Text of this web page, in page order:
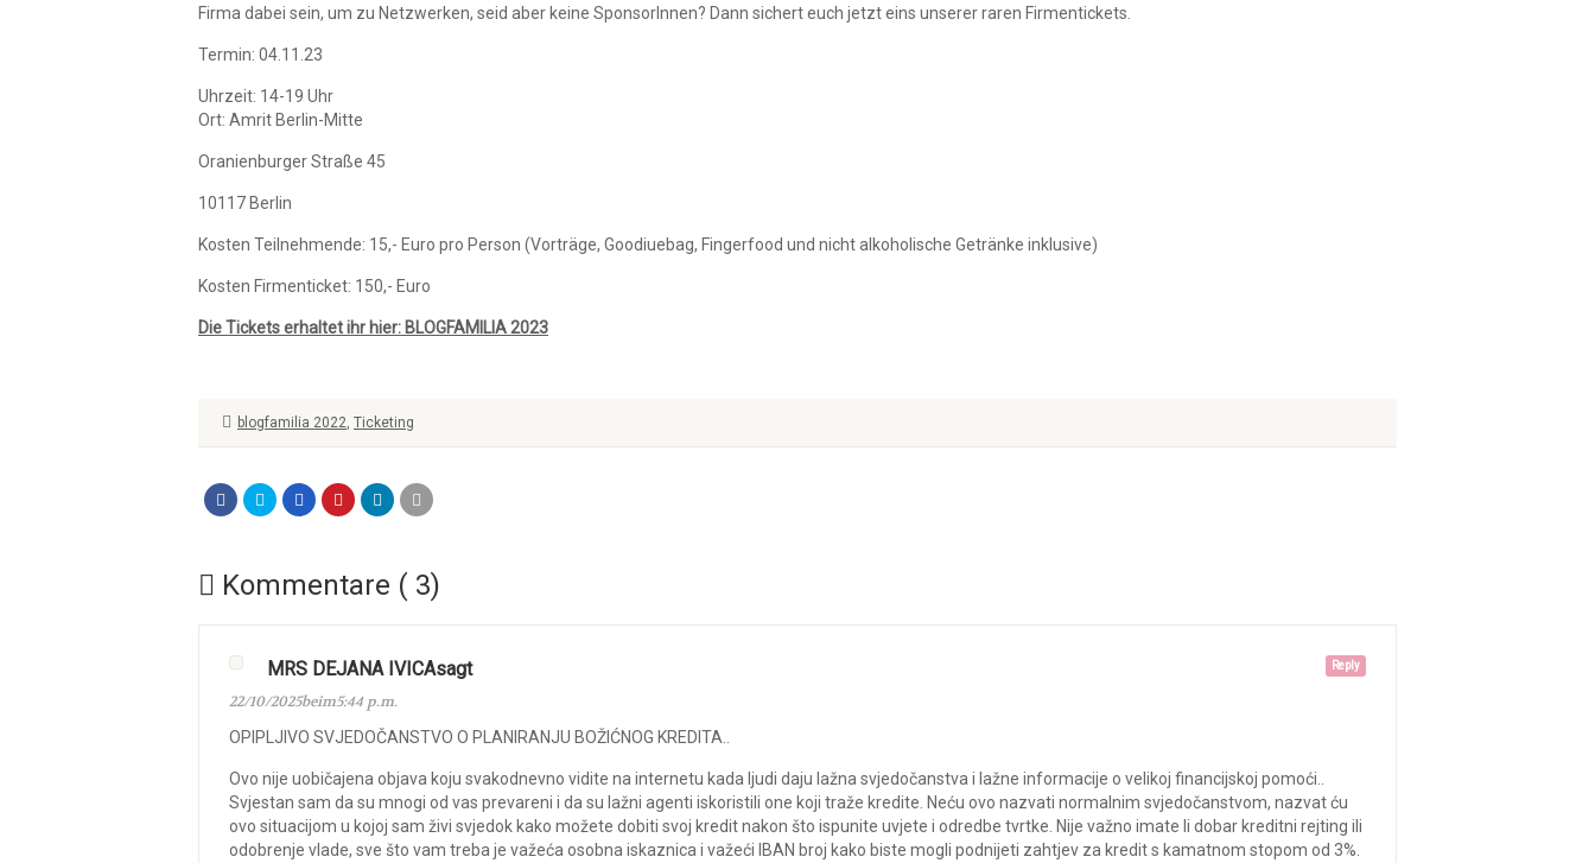
Firma dabei sein, um zu Netzwerken, seid aber keine SponsorInnen? Dann sichert euch jetzt eins unserer raren Firmentickets.
Termin: 04.11.23
Uhrzeit: 14-19 Uhr
Ort: Amrit Berlin-Mitte
Oranienburger Straße 45
10117 Berlin
Kosten Teilnehmende: 15,- Euro pro Person (Vorträge, Goodiuebag, Fingerfood und nicht alkoholische Getränke inklusive)
Kosten Firmenticket: 150,- Euro
Die Tickets erhaltet ihr hier: BLOGFAMILIA 2023
blogfamilia 2022, Ticketing
Kommentare ( 3)
Reply
MRS DEJANA IVICAsagt
22/10/2025beim5:44 p.m.
OPIPLJIVO SVJEDOČANSTVO O PLANIRANJU BOŽIĆNOG KREDITA..
Ovo nije uobičajena objava koju svakodnevno vidite na internetu kada ljudi daju lažna svjedočanstva i lažne informacije o velikoj financijskoj pomoći..
Svjestan sam da su mnogi od vas prevareni i da su lažni agenti iskoristili one koji traže kredite. Neću ovo nazvati normalnim svjedočanstvom, nazvat ću
ovo situacijom u kojoj sam živi svjedok kako možete dobiti svoj kredit nakon što ispunite uvjete i odredbe tvrtke. Nije važno imate li dobar kreditni rejting ili
odobrenje vlade, sve što vam treba je važeća osobna iskaznica i važeći IBAN broj kako biste mogli podnijeti zahtjev za kredit s kamatnom stopom od 3%.